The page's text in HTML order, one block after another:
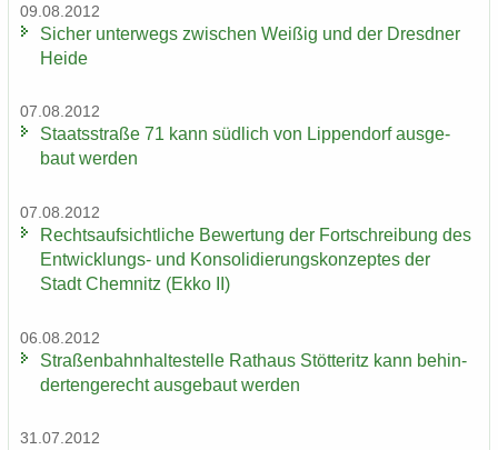
09.08.2012
Si­cher un­ter­wegs zwi­schen Wei­ßig und der Dresd­ner
Heide
07.08.2012
Staats­stra­ße 71 kann süd­lich von Lip­pen­dorf aus­ge­
baut wer­den
07.08.2012
Rechts­auf­sicht­li­che Be­wer­tung der Fort­schrei­bung des
Entwicklungs-​ und Kon­so­li­die­rungs­kon­zep­tes der
Stadt Chem­nitz (Ekko II)
06.08.2012
Stra­ßen­bahn­hal­te­stel­le Rat­haus Stöt­teritz kann be­hin­
der­ten­ge­recht aus­ge­baut wer­den
31.07.2012